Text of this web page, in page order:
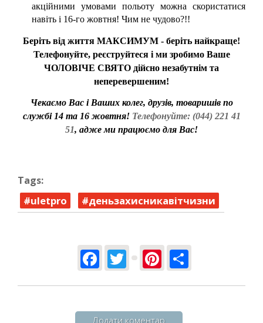
акційними умовами польоту можна скористатися
навіть і 16-го жовтня! Чим не чудово?!!
Беріть від життя МАКСИМУМ - беріть найкраще!
Телефонуйте, реєструйтеся і ми зробимо Ваше
ЧОЛОВІЧЕ СВЯТО дійсно незабутнім та
неперевершеним!
Чекаємо Вас і Ваших колег, друзів, товаришів по
службі 14 та 16 жовтня! Телефонуйте: (044) 221 41
51, адже ми працюємо для Вас!
Tags:
#uletpro #деньзахисникавітчизни
Facebook
TwitterPinterest
Додати коментар